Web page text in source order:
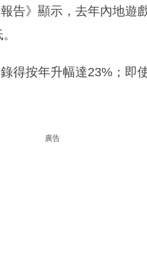
告》顯示，去年內地遊
得按年升幅達23%；即
廣告